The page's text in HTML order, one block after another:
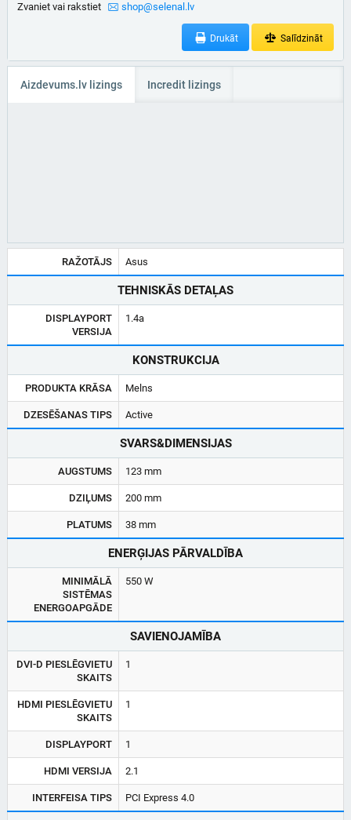
Zvaniet vai rakstiet
shop@selenal.lv
Drukāt Salīdzināt
Aizdevums.lv lizings Incredit lizings
RAŽOTĀJS Asus
TEHNISKĀS DETAĻAS
DISPLAYPORT
VERSIJA
1.4a
KONSTRUKCIJA
PRODUKTA KRĀSA Melns
DZESĒŠANAS TIPS Active
SVARS&DIMENSIJAS
AUGSTUMS 123 mm
DZIĻUMS 200 mm
PLATUMS 38 mm
ENERĢIJAS PĀRVALDĪBA
MINIMĀLĀ
SISTĒMAS
ENERGOAPGĀDE
550 W
SAVIENOJAMĪBA
DVI-D PIESLĒGVIETU
SKAITS
1
HDMI PIESLĒGVIETU
SKAITS
1
DISPLAYPORT 1
HDMI VERSIJA 2.1
INTERFEISA TIPS PCI Express 4.0